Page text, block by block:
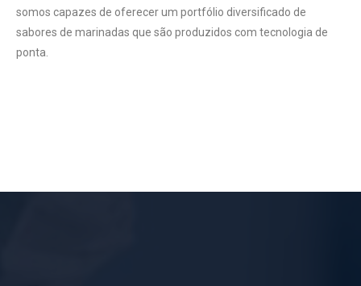
somos capazes de oferecer um portfólio diversificado de
sabores de marinadas que são produzidos com tecnologia de
ponta.